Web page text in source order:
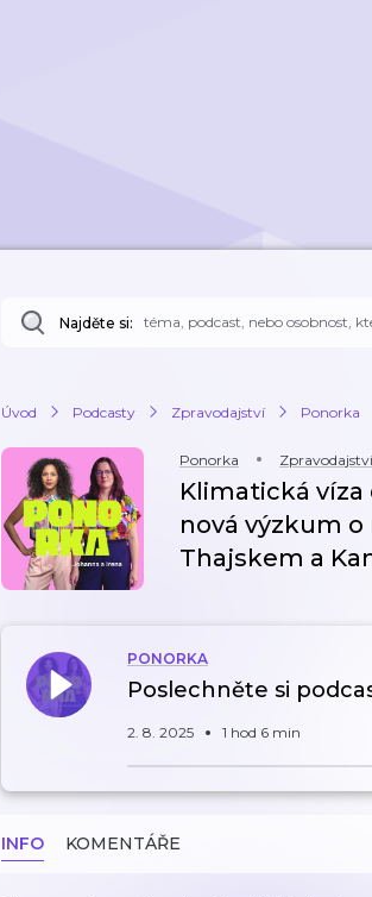
Najděte si:
Úvod Podcasty Zpravodajství Ponorka
Ponorka Zpravodajství
Klimatická víza
nová výzkum
Thajskem a
PONORKA
Poslechněte si
2. 8. 2025 1 hod 6 min
INFO KOMENTÁŘE